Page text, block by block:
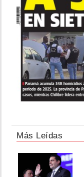
Más Leídas